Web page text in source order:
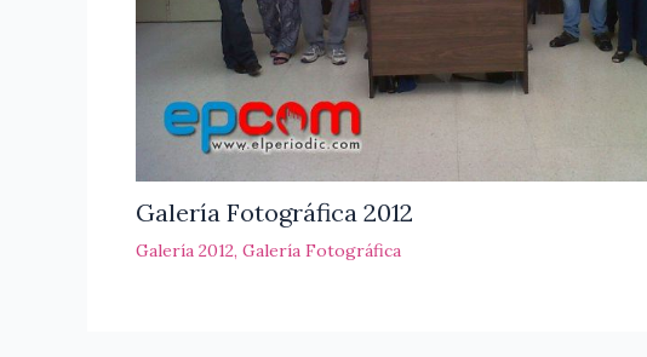
Galería Fotográfica 2012
Galería 2012, Galería Fotográfica